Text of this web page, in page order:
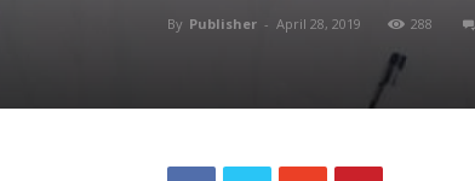
By Publisher - April 28, 2019 288